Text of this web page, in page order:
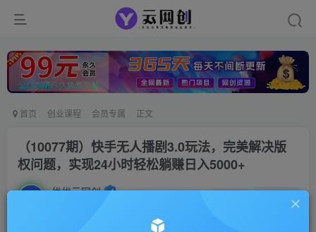
首页 创业课程 会员专属 正文
（10077期）快手无人播剧3.0玩法，完美解决版
权问题，实现24小时轻松躺赚日入5000+
优优云网创 私信